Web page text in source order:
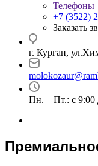
Телефоны
+7 (3522)
Заказать
г. Курган,
Пн. – Пт.: с 9:00